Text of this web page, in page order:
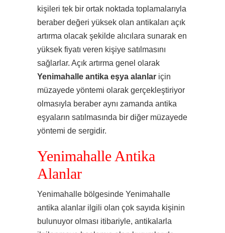
kişileri tek bir ortak noktada toplamalarıyla
beraber değeri yüksek olan antikaları açık
artırma olacak şekilde alıcılara sunarak en
yüksek fiyatı veren kişiye satılmasını
sağlarlar. Açık artırma genel olarak
Yenimahalle antika eşya alanlar için
müzayede yöntemi olarak gerçekleştiriyor
olmasıyla beraber aynı zamanda antika
eşyaların satılmasında bir diğer müzayede
yöntemi de sergidir.
Yenimahalle Antika
Alanlar
Yenimahalle bölgesinde Yenimahalle
antika alanlar ilgili olan çok sayıda kişinin
bulunuyor olması itibariyle, antikalarla